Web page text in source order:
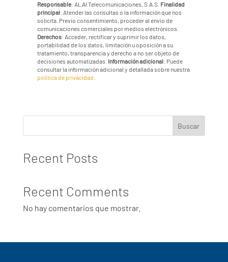
Responsable: ALAI Telecomunicaciones, S.A.S. Finalidad
principal: Atender las consultas o la información que nos
solicita. Previo consentimiento, proceder al envío de
comunicaciones comerciales por medios electrónicos.
Derechos: Acceder, rectificar y suprimir los datos,
portabilidad de los datos, limitación u oposición a su
tratamiento, transparencia y derecho a no ser objeto de
decisiones automatizadas. Información adicional: Puede
consultar la información adicional y detallada sobre nuestra
política de privacidad
Buscar
Recent Posts
Recent Comments
No hay comentarios que mostrar.